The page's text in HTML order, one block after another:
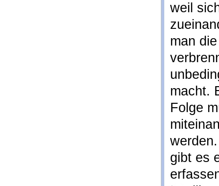
weil
man
macht.
Folge
gibt es